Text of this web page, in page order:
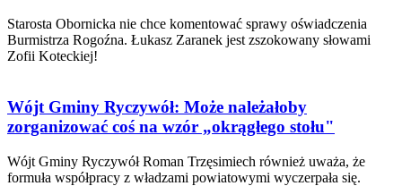
Starosta Obornicka nie chce komentować sprawy oświadczenia
Burmistrza Rogoźna. Łukasz Zaranek jest zszokowany słowami
Zofii Koteckiej!
Wójt Gminy Ryczywół: Może należałoby
zorganizować coś na wzór „okrągłego stołu"
Wójt Gminy Ryczywół Roman Trzęsimiech również uważa, że
formuła współpracy z władzami powiatowymi wyczerpała się.